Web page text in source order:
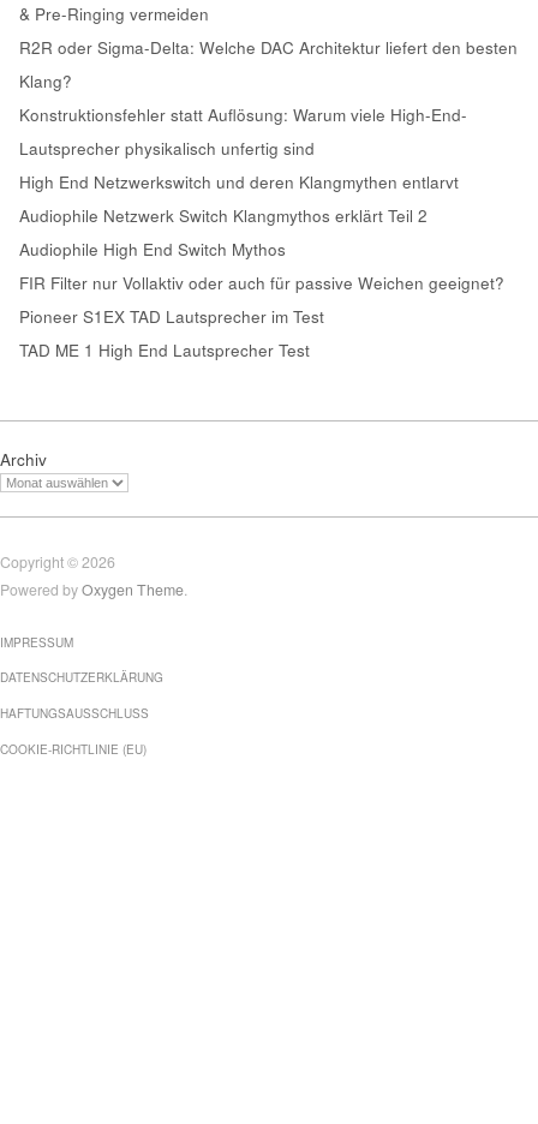
& Pre-Ringing vermeiden
R2R oder Sigma-Delta: Welche DAC Architektur liefert den besten
Klang?
Konstruktionsfehler statt Auflösung: Warum viele High-End-
Lautsprecher physikalisch unfertig sind
High End Netzwerkswitch und deren Klangmythen entlarvt
Audiophile Netzwerk Switch Klangmythos erklärt Teil 2
Audiophile High End Switch Mythos
FIR Filter nur Vollaktiv oder auch für passive Weichen geeignet?
Pioneer S1EX TAD Lautsprecher im Test
TAD ME 1 High End Lautsprecher Test
Archiv
Copyright © 2026
Powered byOxygen Theme
IMPRESSUM
DATENSCHUTZERKLÄRUNG
HAFTUNGSAUSSCHLUSS
COOKIE-RICHTLINIE (EU)